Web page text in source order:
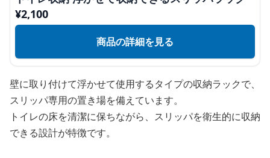
¥2,100
商品の詳細を見る
壁に取り付けて浮かせて使用するタイプの収納ラックで、
スリッパ専用の置き場を備えています。
トイレの床を清潔に保ちながら、スリッパを衛生的に収納
できる設計が特徴です。